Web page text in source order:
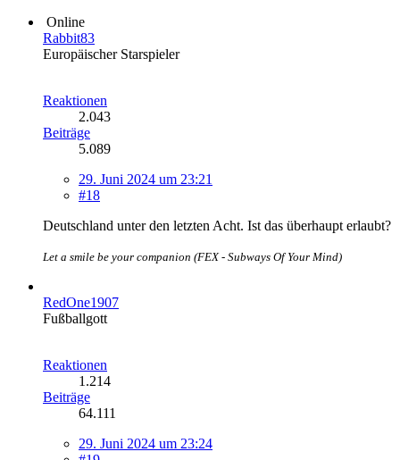
Online
Rabbit83
Europäischer Starspieler
Reaktionen
2.043
Beiträge
5.089
29. Juni 2024 um 23:21
#18
Deutschland unter den letzten Acht. Ist das überhaupt erlaubt?
Let a smile be your companion (FEX - Subways Of Your Mind)
RedOne1907
Fußballgott
Reaktionen
1.214
Beiträge
64.111
29. Juni 2024 um 23:24